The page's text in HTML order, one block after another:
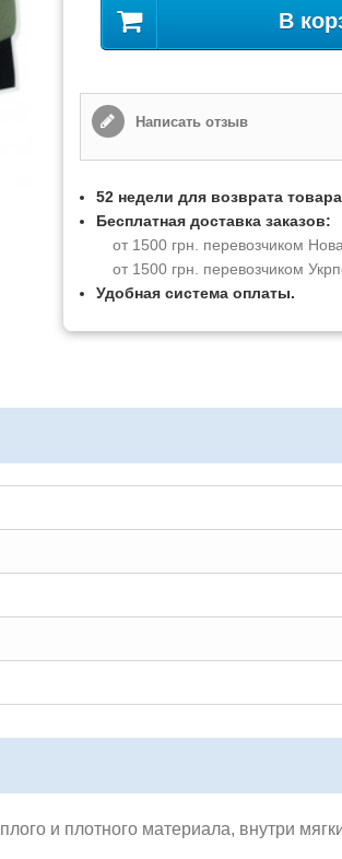
В
Написать отзыв
52 недели для возврата
Бесплатная доставка заказов:
от 1500 грн. перевозчиком
от 1500 грн. перевозчиком
Удобная система оплаты.
и плотного материала, внутри